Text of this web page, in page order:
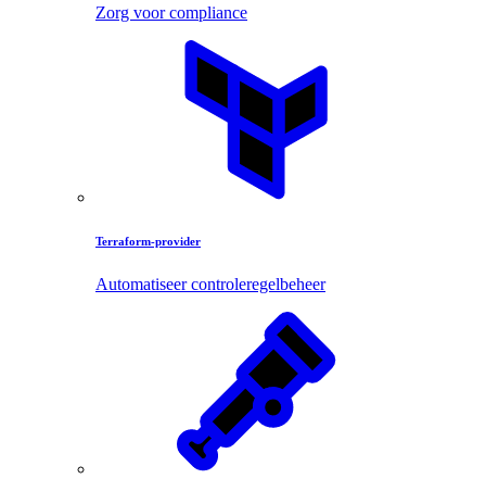
Zorg voor compliance
Terraform-provider
Automatiseer controleregelbeheer